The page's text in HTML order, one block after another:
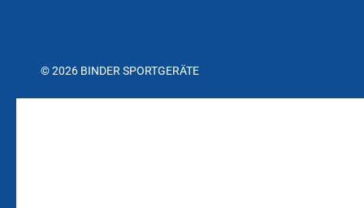
© 2026 BINDER SPORTGERÄTE